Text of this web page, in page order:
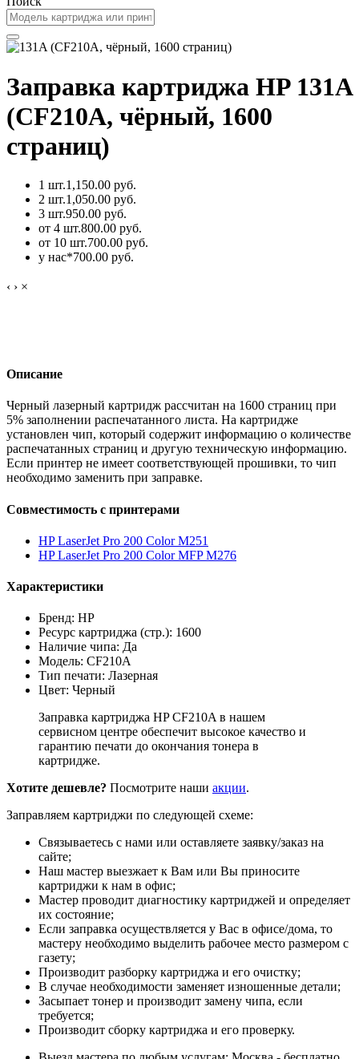
Заправка картриджа HP 131A
(CF210A, чёрный, 1600
страниц)
1 шт.1,150.00 руб.
2 шт.1,050.00 руб.
3 шт.950.00 руб.
от 4 шт.800.00 руб.
от 10 шт.700.00 руб.
у нас*700.00 руб.
‹ › ×
Описание
Черный лазерный картридж рассчитан на 1600 страниц при
5% заполнении распечатанного листа. На картридже
установлен чип, который содержит информацию о количестве
распечатанных страниц и другую техническую информацию.
Если принтер не имеет соответствующей прошивки, то чип
необходимо заменить при заправке.
Совместимость с принтерами
HP LaserJet Pro 200 Color M251
HP LaserJet Pro 200 Color MFP M276
Характеристики
Бренд: HP
Ресурс картриджа (стр.): 1600
Наличие чипа: Да
Модель: CF210A
Тип печати: Лазерная
Цвет: Черный
Заправка картриджа HP CF210A в нашем
сервисном центре обеспечит высокое качество и
гарантию печати до окончания тонера в
картридже.
Хотите дешевле? Посмотрите наши акции.
Заправляем картриджи по следующей схеме:
Связываетесь с нами или оставляете заявку/заказ на
сайте;
Наш мастер выезжает к Вам или Вы приносите
картриджи к нам в офис;
Мастер проводит диагностику картриджей и определяет
их состояние;
Если заправка осуществляется у Вас в офисе/дома, то
мастеру необходимо выделить рабочее место размером с
газету;
Производит разборку картриджа и его очистку;
В случае необходимости заменяет изношенные детали;
Засыпает тонер и производит замену чипа, если
требуется;
Производит сборку картриджа и его проверку.